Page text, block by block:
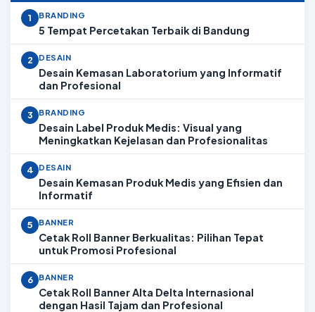
1 BRANDING
5 Tempat Percetakan Terbaik di Bandung
2 DESAIN
Desain Kemasan Laboratorium yang Informatif
dan Profesional
3 BRANDING
Desain Label Produk Medis: Visual yang
Meningkatkan Kejelasan dan Profesionalitas
4 DESAIN
Desain Kemasan Produk Medis yang Efisien dan
Informatif
5 BANNER
Cetak Roll Banner Berkualitas: Pilihan Tepat
untuk Promosi Profesional
6 BANNER
Cetak Roll Banner Alta Delta Internasional
dengan Hasil Tajam dan Profesional